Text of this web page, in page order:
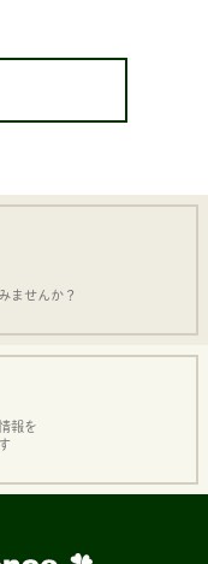
ませんか？
報を